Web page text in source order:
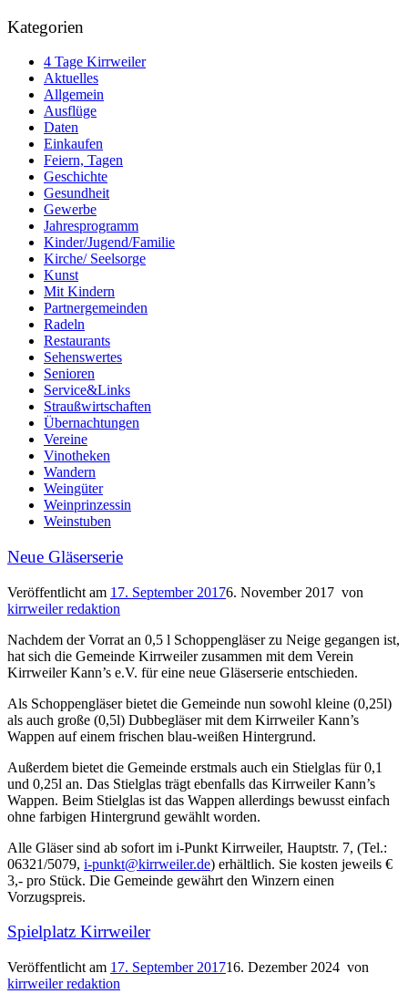
Kategorien
4 Tage Kirrweiler
Aktuelles
Allgemein
Ausflüge
Daten
Einkaufen
Feiern, Tagen
Geschichte
Gesundheit
Gewerbe
Jahresprogramm
Kinder/Jugend/Familie
Kirche/ Seelsorge
Kunst
Mit Kindern
Partnergemeinden
Radeln
Restaurants
Sehenswertes
Senioren
Service&Links
Straußwirtschaften
Übernachtungen
Vereine
Vinotheken
Wandern
Weingüter
Weinprinzessin
Weinstuben
Neue Gläserserie
Veröffentlicht am 17. September 20176. November 2017 von
kirrweiler redaktion
Nachdem der Vorrat an 0,5 l Schoppengläser zu Neige gegangen ist,
hat sich die Gemeinde Kirrweiler zusammen mit dem Verein
Kirrweiler Kann’s e.V. für eine neue Gläserserie entschieden.
Als Schoppengläser bietet die Gemeinde nun sowohl kleine (0,25l)
als auch große (0,5l) Dubbegläser mit dem Kirrweiler Kann’s
Wappen auf einem frischen blau-weißen Hintergrund.
Außerdem bietet die Gemeinde erstmals auch ein Stielglas für 0,1
und 0,25l an. Das Stielglas trägt ebenfalls das Kirrweiler Kann’s
Wappen. Beim Stielglas ist das Wappen allerdings bewusst einfach
ohne farbigen Hintergrund gewählt worden.
Alle Gläser sind ab sofort im i-Punkt Kirrweiler, Hauptstr. 7, (Tel.:
06321/5079, i-punkt@kirrweiler.de) erhältlich. Sie kosten jeweils €
3,- pro Stück. Die Gemeinde gewährt den Winzern einen
Vorzugspreis.
Spielplatz Kirrweiler
Veröffentlicht am 17. September 201716. Dezember 2024 von
kirrweiler redaktion